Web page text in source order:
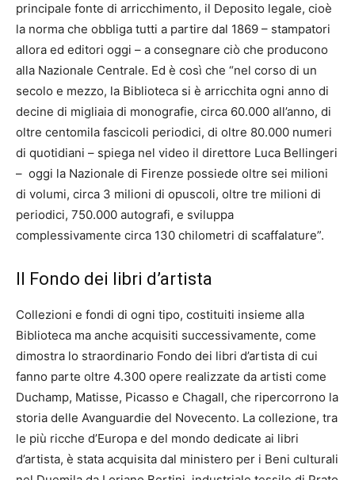
principale fonte di arricchimento, il Deposito legale, cioè
la norma che obbliga tutti a partire dal 1869 – stampatori
allora ed editori oggi – a consegnare ciò che producono
alla Nazionale Centrale. Ed è così che “nel corso di un
secolo e mezzo, la Biblioteca si è arricchita ogni anno di
decine di migliaia di monografie, circa 60.000 all’anno, di
oltre centomila fascicoli periodici, di oltre 80.000 numeri
di quotidiani – spiega nel video il direttore Luca Bellingeri
– oggi la Nazionale di Firenze possiede oltre sei milioni
di volumi, circa 3 milioni di opuscoli, oltre tre milioni di
periodici, 750.000 autografi, e sviluppa
complessivamente circa 130 chilometri di scaffalature”.
Il Fondo dei libri d’artista
Collezioni e fondi di ogni tipo, costituiti insieme alla
Biblioteca ma anche acquisiti successivamente, come
dimostra lo straordinario Fondo dei libri d’artista di cui
fanno parte oltre 4.300 opere realizzate da artisti come
Duchamp, Matisse, Picasso e Chagall, che ripercorrono la
storia delle Avanguardie del Novecento. La collezione, tra
le più ricche d’Europa e del mondo dedicate ai libri
d’artista, è stata acquisita dal ministero per i Beni culturali